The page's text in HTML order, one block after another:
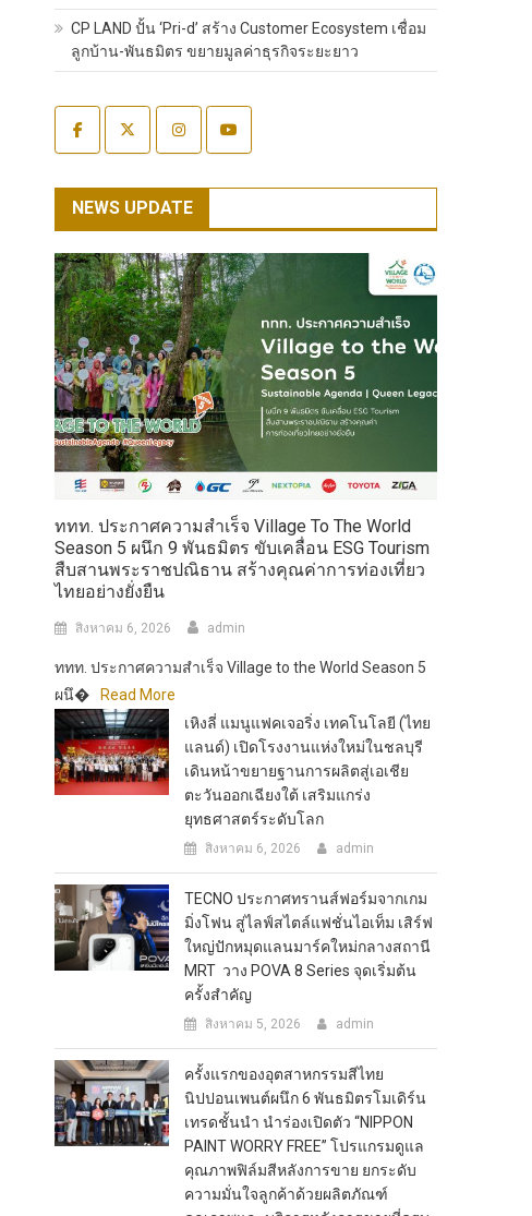
CP LAND ปั้น ‘Pri-d’ สร้าง Customer Ecosystem เชื่อม
ลูกบ้าน-พันธมิตร ขยายมูลค่าธุรกิจระยะยาว
NEWS UPDATE
ททท. ประกาศความสำเร็จ Village To The World
Season 5 ผนึก 9 พันธมิตร ขับเคลื่อน ESG Tourism
สืบสานพระราชปณิธาน สร้างคุณค่าการท่องเที่ยว
ไทยอย่างยั่งยืน
สิงหาคม 6, 2026 admin
ททท. ประกาศความสำเร็จ Village to the World Season 5
ผนึ�
Read More
เหิงลี่ แมนูแฟคเจอริ่ง เทคโนโลยี (ไทย
แลนด์) เปิดโรงงานแห่งใหม่ในชลบุรี
เดินหน้าขยายฐานการผลิตสู่เอเชีย
ตะวันออกเฉียงใต้ เสริมแกร่ง
ยุทธศาสตร์ระดับโลก
สิงหาคม 6, 2026 admin
TECNO ประกาศทรานส์ฟอร์มจากเกม
มิ่งโฟน สู่ไลฟ์สไตล์แฟชั่นไอเท็ม เสิร์ฟ
ใหญ่ปักหมุดแลนมาร์คใหม่กลางสถานี
MRT วาง POVA 8 Series จุดเริ่มต้น
ครั้งสำคัญ
สิงหาคม 5, 2026 admin
ครั้งแรกของอุตสาหกรรมสีไทย
นิปปอนเพนต์ผนึก 6 พันธมิตรโมเดิร์น
เทรดชั้นนำ นำร่องเปิดตัว “NIPPON
PAINT WORRY FREE” โปรแกรมดูแล
คุณภาพฟิล์มสีหลังการขาย ยกระดับ
ความมั่นใจลูกค้าด้วยผลิตภัณฑ์